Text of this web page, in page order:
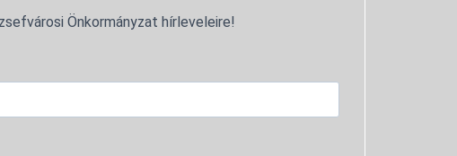
Önkormányzat hírleveleire!